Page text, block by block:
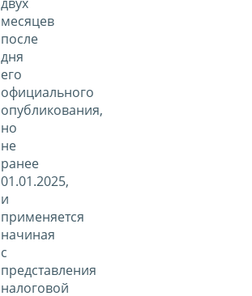
месяцев
после
дня
его
официального
опубликования,
но
не
ранее
01.01.2025,
и
применяется
начиная
с
представления
налоговой